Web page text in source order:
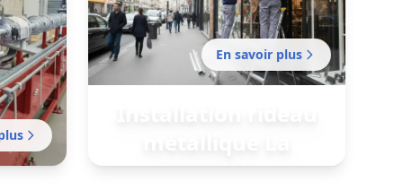
Madeleine
En savoir plus